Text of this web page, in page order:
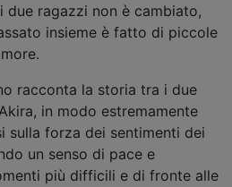
due ragazzi non è cambiato,
insieme è fatto di piccole
racconta la storia tra i due
in modo estremamente
sulla forza dei sentimenti dei
un senso di pace e
più difficili e di fronte alle